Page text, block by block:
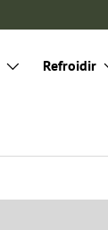
Refroidir